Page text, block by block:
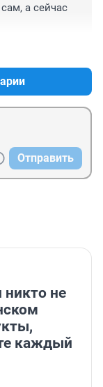
а сейчас
Отправить
никто не
каждый